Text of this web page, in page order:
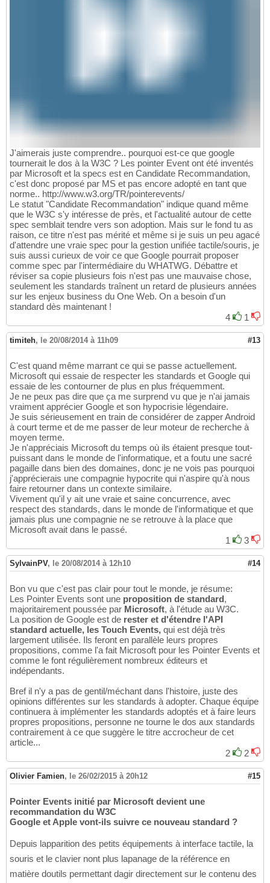
J'aimerais juste comprendre.. pourquoi est-ce que google
tournerait le dos à la W3C ? Les pointer Event ont été inventés
par Microsoft et la specs est en Candidate Recommandation,
c'est donc proposé par MS et pas encore adopté en tant que
norme.. http://www.w3.org/TR/pointerevents/
Le statut "Candidate Recommandation" indique quand même
que le W3C s'y intéresse de près, et l'actualité autour de cette
spec semblait tendre vers son adoption. Mais sur le fond tu as
raison, ce titre n'est pas mérité et même si je suis un peu agacé
d'attendre une vraie spec pour la gestion unifiée tactile/souris, je
suis aussi curieux de voir ce que Google pourrait proposer
comme spec par l'intermédiaire du WHATWG. Débattre et
réviser sa copie plusieurs fois n'est pas une mauvaise chose,
seulement les standards traînent un retard de plusieurs années
sur les enjeux business du One Web. On a besoin d'un
standard dès maintenant !
4
1
timiteh, le 20/08/2014 à 11h09 #13
C'est quand même marrant ce qui se passe actuellement.
Microsoft qui essaie de respecter les standards et Google qui
essaie de les contourner de plus en plus fréquemment.
Je ne peux pas dire que ça me surprend vu que je n'ai jamais
vraiment apprécier Google et son hypocrisie légendaire.
Je suis sérieusement en train de considérer de zapper Android
à court terme et de me passer de leur moteur de recherche à
moyen terme.
Je n'appréciais Microsoft du temps où ils étaient presque tout-
puissant dans le monde de l'informatique, et a foutu une sacré
pagaille dans bien des domaines, donc je ne vois pas pourquoi
j'apprécierais une compagnie hypocrite qui n'aspire qu'à nous
faire retourner dans un contexte similaire.
Vivement qu'il y ait une vraie et saine concurrence, avec
respect des standards, dans le monde de l'informatique et que
jamais plus une compagnie ne se retrouve à la place que
Microsoft avait dans le passé.
1
3
SylvainPV, le 20/08/2014 à 12h10 #14
Bon vu que c'est pas clair pour tout le monde, je résume:
Les Pointer Events sont une proposition de standard,
majoritairement poussée par Microsoft, à l'étude au W3C.
La position de Google est de rester et d'étendre l'API
standard actuelle, les Touch Events, qui est déjà très
largement utilisée. Ils feront en parallèle leurs propres
propositions, comme l'a fait Microsoft pour les Pointer Events et
comme le font régulièrement nombreux éditeurs et
indépendants.
Bref il n'y a pas de gentil/méchant dans l'histoire, juste des
opinions différentes sur les standards à adopter. Chaque équipe
continuera à implémenter les standards adoptés et à faire leurs
propres propositions, personne ne tourne le dos aux standards
contrairement à ce que suggère le titre accrocheur de cet
article...
2
2
Olivier Famien, le 26/02/2015 à 20h12 #15
Pointer Events initié par Microsoft devient une
recommandation du W3C
Google et Apple vont-ils suivre ce nouveau standard ?
Depuis lapparition des petits équipements à interface tactile, la
souris et le clavier nont plus lapanage de la référence en
matière doutils permettant dagir directement sur le contenu des